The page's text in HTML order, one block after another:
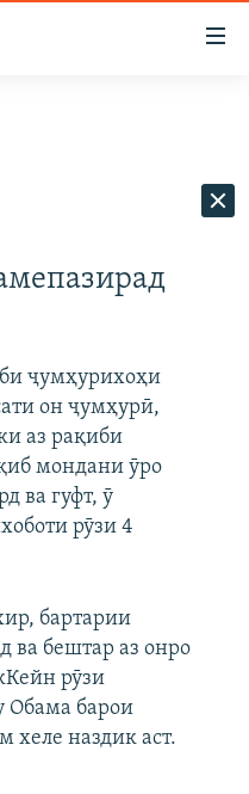
ҷумҳурихоҳи
он ҷумҳурӣ,
аз рақиби
мондани ӯро
ва гуфт, ӯ
рӯзи 4
бартарии
ва бештар аз онро
рӯзи
Обама барои
хеле наздик аст.